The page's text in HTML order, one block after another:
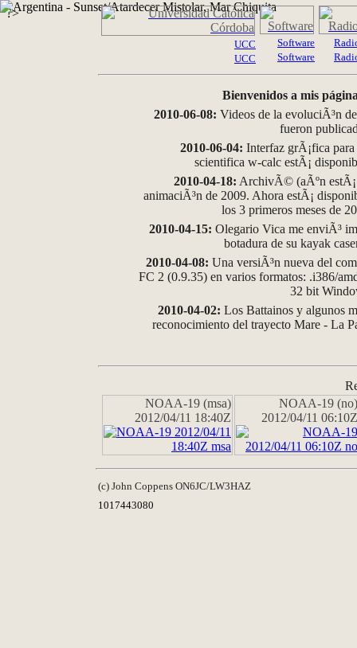
?>
UCC
UCC
Software
Software
Bienvenidos a mis
2010-06-08: Videos de la evoluciÃ³n
fueron
2010-06-04: Interfaz grÃ¡fica
scientifica w-calc estÃ¡
2010-04-18: ArchivÃ© (aÃºn
animaciÃ³n de 2009. Ahora estÃ¡
los 3 primeros meses de
2010-04-15: Olegario Vica me enviÃ³
botadura de su kayak
2010-04-08: Una versiÃ³n nueva del
FC 2 (0.9.35) en varios formatos: .i386/
32 bit
2010-04-02: Los Battainos y algunos
reconocimiento del trayecto Mare - La
NOAA-19 (msa)
2012/04/11 18:40Z
NOAA-19 (no)
2012/04/11 06:10Z
(c) John Coppens ON6JC/LW3HAZ
1017443080